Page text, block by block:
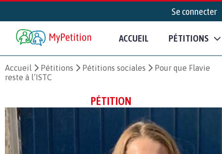
Se connecter
ACCUEIL PÉTITIONS
Accueil Pétitions Pétitions sociales
Pour que Flavie
reste à l’ISTC
PÉTITION